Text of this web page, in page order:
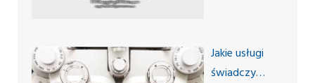
Jakie usługi
świadczy